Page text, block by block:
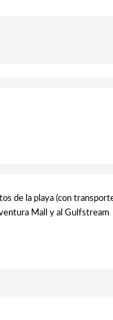
de la playa (con
Mall y al Gulfstream